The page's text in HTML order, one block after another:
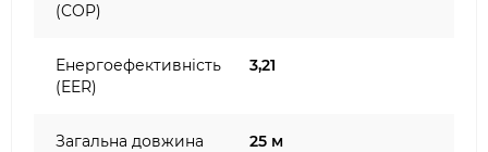
(COP)
Енергоефективність
(EER)
3,21
Загальна довжина
25 м